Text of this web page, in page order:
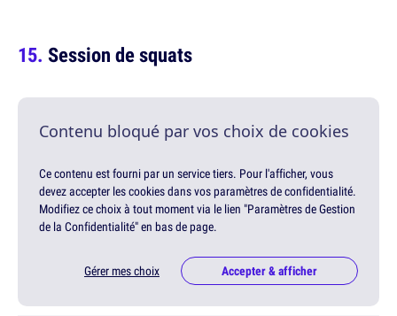
Session de squats
Contenu bloqué par vos choix de cookies
Ce contenu est fourni par un service tiers. Pour l'afficher, vous
devez accepter les cookies dans vos paramètres de confidentialité.
Modifiez ce choix à tout moment via le lien "Paramètres de Gestion
de la Confidentialité" en bas de page.
Gérer mes choix Accepter & afficher